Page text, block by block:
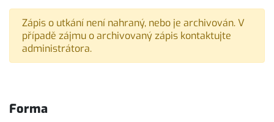
Zápis o utkání není nahraný, nebo je archivován. V
případě zájmu o archivovaný zápis kontaktujte
administrátora.
Forma